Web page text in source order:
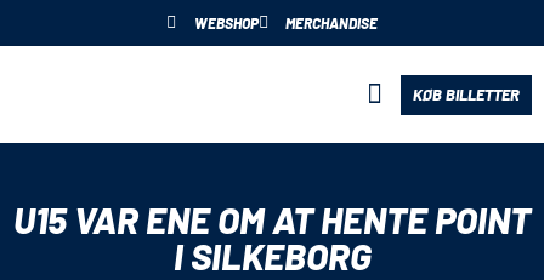
WEBSHOP MERCHANDISE
KØB BILLETTER
U15 VAR ENE OM AT HENTE POINT
I SILKEBORG